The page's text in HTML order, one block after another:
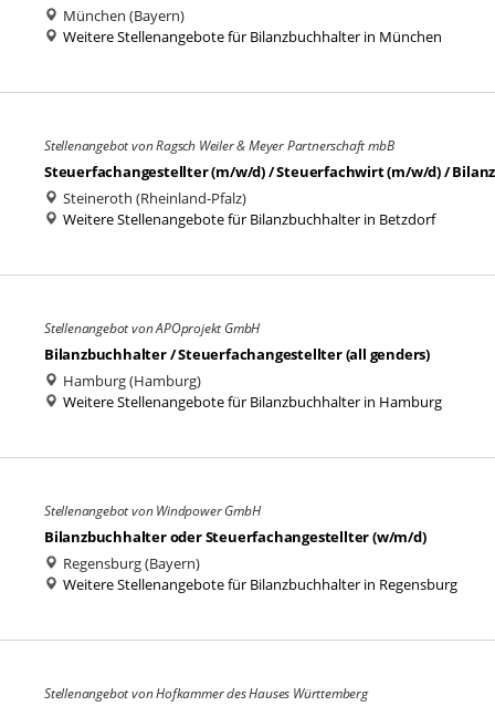
München (Bayern)
Weitere Stellenangebote für Bilanzbuchhalter in München
Stellenangebot von Ragsch Weiler & Meyer Partnerschaft mbB
Steuerfachangestellter (m/w/d) / Steuerfachwirt (m/w/d) /
Steineroth (Rheinland-Pfalz)
Weitere Stellenangebote für Bilanzbuchhalter in Betzdorf
Stellenangebot von APOprojekt GmbH
Bilanzbuchhalter / Steuerfachangestellter (all genders)
Hamburg (Hamburg)
Weitere Stellenangebote für Bilanzbuchhalter in Hamburg
Stellenangebot von Windpower GmbH
Bilanzbuchhalter oder Steuerfachangestellter (w/m/d)
Regensburg (Bayern)
Weitere Stellenangebote für Bilanzbuchhalter in Regensburg
Stellenangebot von Hofkammer des Hauses Württemberg